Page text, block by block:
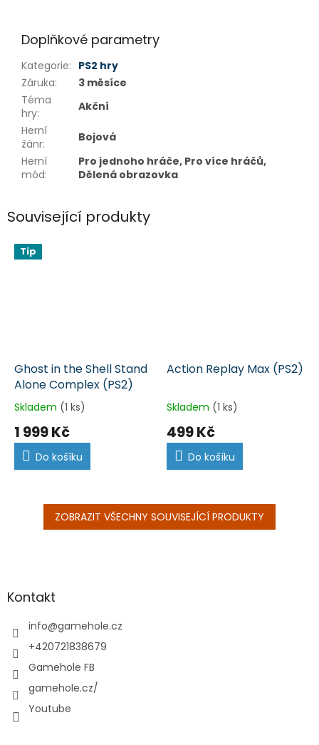
Doplňkové parametry
Kategorie: PS2 hry
Záruka:
3 měsíce
Téma
hry:
Akční
Herní
žánr:
Bojová
Herní
mód:
Pro jednoho hráče, Pro více hráčů,
Dělená obrazovka
Související produkty
Tip
Ghost in the Shell Stand
Alone Complex (PS2)
Skladem (1 ks)
1 999 Kč
Do košíku
Action Replay Max (PS2)
Skladem (1 ks)
499 Kč
Do košíku
ZOBRAZIT VŠECHNY SOUVISEJÍCÍ PRODUKTY
aKontakt
info@gamehole.cz
+420721838679
Gamehole FB
gamehole.cz/
Youtube